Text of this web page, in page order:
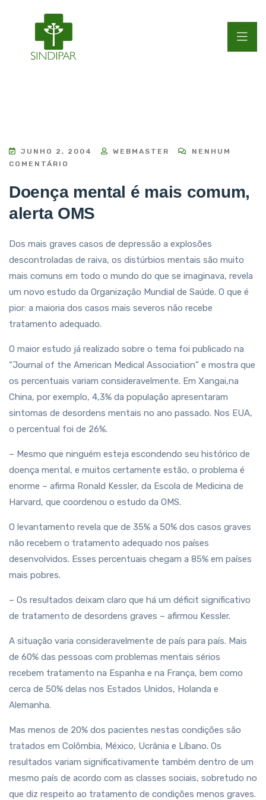
JUNHO 2, 2004 WEBMASTER
NENHUM
COMENTÁRIO
Doença mental é mais comum,
alerta OMS
Dos mais graves casos de depressão a explosões
descontroladas de raiva, os distúrbios mentais são muito
mais comuns em todo o mundo do que se imaginava, revela
um novo estudo da Organização Mundial de Saúde. O que é
pior: a maioria dos casos mais severos não recebe
tratamento adequado.
O maior estudo já realizado sobre o tema foi publicado na
“Journal of the American Medical Association” e mostra que
os percentuais variam consideravelmente. Em Xangai,na
China, por exemplo, 4,3% da população apresentaram
sintomas de desordens mentais no ano passado. Nos EUA,
o percentual foi de 26%.
– Mesmo que ninguém esteja escondendo seu histórico de
doença mental, e muitos certamente estão, o problema é
enorme – afirma Ronald Kessler, da Escola de Medicina de
Harvard, que coordenou o estudo da OMS.
O levantamento revela que de 35% a 50% dos casos graves
não recebem o tratamento adequado nos países
desenvolvidos. Esses percentuais chegam a 85% em países
mais pobres.
– Os resultados deixam claro que há um déficit significativo
de tratamento de desordens graves – afirmou Kessler.
A situação varia consideravelmente de país para país. Mais
de 60% das pessoas com problemas mentais sérios
recebem tratamento na Espanha e na França, bem como
cerca de 50% delas nos Estados Unidos, Holanda e
Alemanha.
Mas menos de 20% dos pacientes nestas condições são
tratados em Colômbia, México, Ucrânia e Líbano. Os
resultados variam significativamente também dentro de um
mesmo país de acordo com as classes sociais, sobretudo no
que diz respeito ao tratamento de condições menos graves.